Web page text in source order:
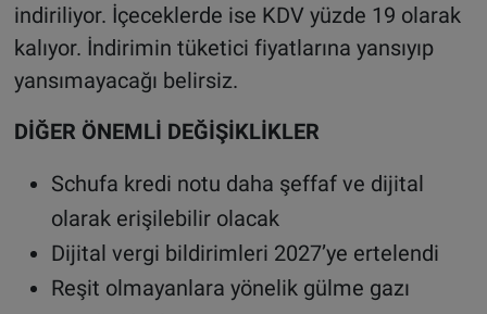
indiriliyor. İçeceklerde ise KDV yüzde 19 olarak
kalıyor. İndirimin tüketici fiyatlarına yansıyıp
yansımayacağı belirsiz.
DİĞER ÖNEMLİ DEĞİŞİKLİKLER
Schufa kredi notu daha şeffaf ve dijital
olarak erişilebilir olacak
Dijital vergi bildirimleri 2027’ye ertelendi
Reşit olmayanlara yönelik gülme gazı